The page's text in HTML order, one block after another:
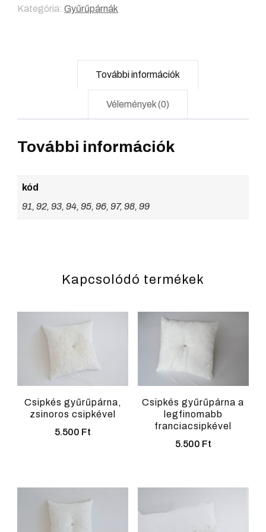
Kategória: Gyűrűpárnák
További információk
Vélemények (0)
További információk
kód
91, 92, 93, 94, 95, 96, 97, 98, 99
Kapcsolódó termékek
Csipkés gyűrűpárna,
zsinoros csipkével
5.500 Ft
terméknek
több
variációja
Csipkés gyűrűpárna a
legfinomabb
franciacsipkével
5.500 Ft